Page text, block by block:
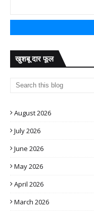
खुशबू दार फूल
August 2026
July 2026
June 2026
May 2026
April 2026
March 2026